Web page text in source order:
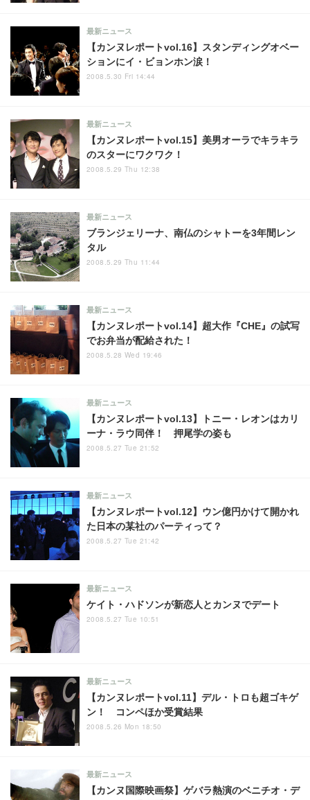
【カンヌレポートvol.16】スタンディングオベー
ションにイ・ビョンホン涙！
最新ニュース
2008.5.30 Fri 14:44
【カンヌレポートvol.15】美男オーラでキラキラ
のスターにワクワク！
最新ニュース
2008.5.29 Thu 12:38
ブランジェリーナ、南仏のシャトーを3年間レン
タル
最新ニュース
2008.5.29 Thu 11:44
【カンヌレポートvol.14】超大作『CHE』の試写
でお弁当が配給された！
最新ニュース
2008.5.28 Wed 19:46
【カンヌレポートvol.13】トニー・レオンはカリ
ーナ・ラウ同伴！ 押尾学の姿も
最新ニュース
2008.5.27 Tue 21:52
【カンヌレポートvol.12】ウン億円かけて開かれ
た日本の某社のパーティって？
最新ニュース
2008.5.27 Tue 21:42
ケイト・ハドソンが新恋人とカンヌでデート
最新ニュース
2008.5.27 Tue 10:51
【カンヌレポートvol.11】デル・トロも超ゴキゲ
ン！ コンペほか受賞結果
最新ニュース
2008.5.26 Mon 18:50
【カンヌ国際映画祭】ゲバラ熱演のベニチオ・デ
最新ニュース